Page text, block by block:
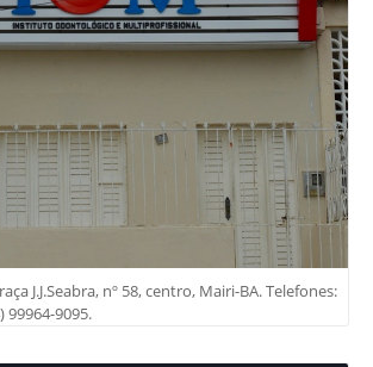
J.J.Seabra, nº 58, centro, Mairi-BA. Telefones:
99964-9095.